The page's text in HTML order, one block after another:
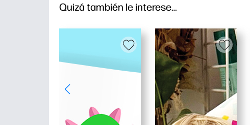
Quizá también le interese…